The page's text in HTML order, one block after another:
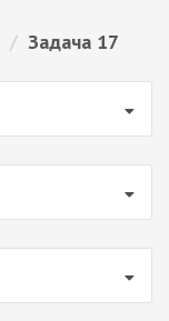
/ Задача 17